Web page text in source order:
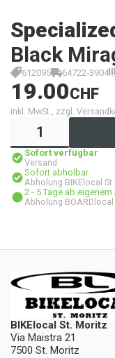
Black
612095 64722-3904
19.00CHF
inkl. MwSt., zzgl.
Sofort verfügbar
Versand
Sofort abholbar
Abholung BIKElocal
2 - 5 Tage ab eigenem
Abholung
BIKElocal St. Moritz
Via Maistra 21
7500 St. Moritz